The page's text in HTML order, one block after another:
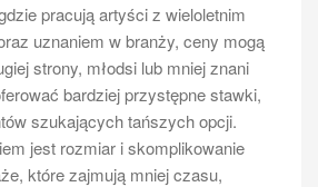
pracują artyści z wieloletnim
uznaniem w branży, ceny mogą
strony, młodsi lub mniej znani
bardziej przystępne stawki,
szukających tańszych opcji.
jest rozmiar i skomplikowanie
które zajmują mniej czasu,